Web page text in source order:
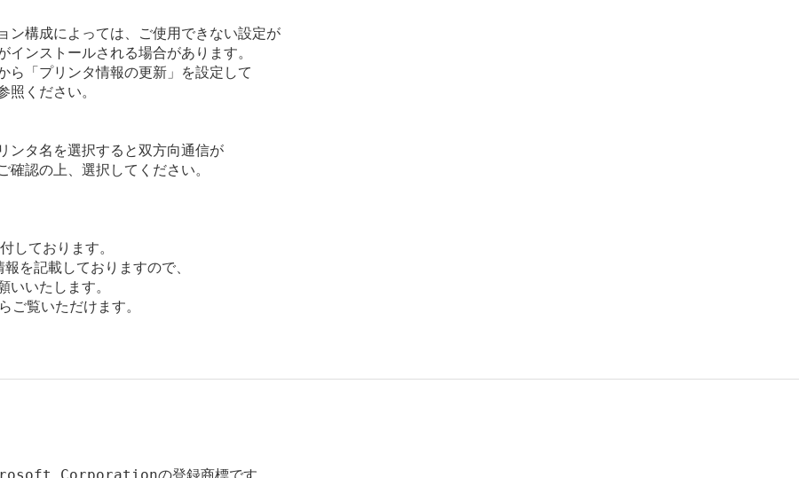
成によっては、ご使用できない設定が
ストールされる場合があります。
プリンタ情報の更新」を設定して
ください。
タ名を選択すると双方向通信が
の上、選択してください。
ております。
を記載しておりますので、
いいたします。
覧いただけます。